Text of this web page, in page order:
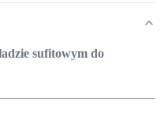
sufitowym do